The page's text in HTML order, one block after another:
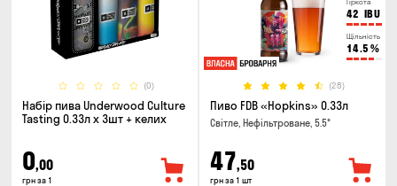
(0)
Набір пива Underwood Culture
Tasting 0.33л x 3шт + келих
0,00
грн за 1
Гіркота
42 IBU
Щільність
14.5 %
(28)
Пиво FDB «Hopkins» 0.33л
Світле, Нефільтроване, 5.5°
47,50
грн за 1 шт